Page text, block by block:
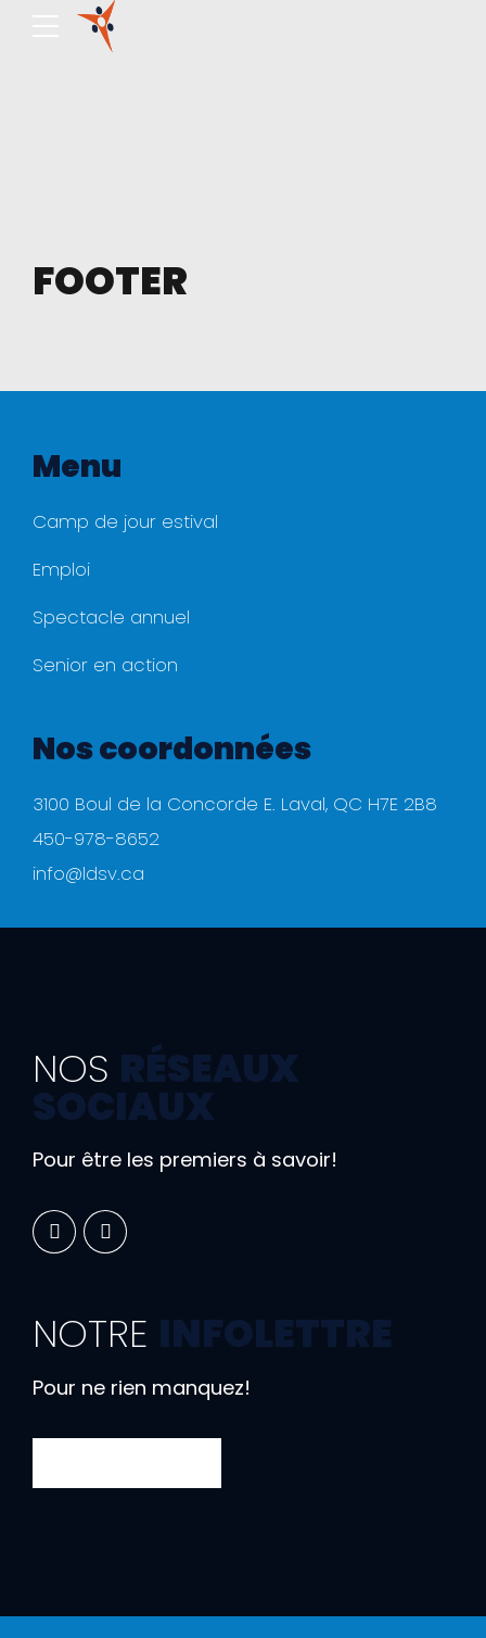
FOOTER
Menu
Camp de jour estival
Emploi
Spectacle annuel
Senior en action
Nos coordonnées
3100 Boul de la Concorde E. Laval, QC H7E 2B8
450-978-8652
info@ldsv.ca
NOS RÉSEAUX
SOCIAUX
Pour être les premiers à savoir!
NOTRE INFOLETTRE
Pour ne rien manquez!